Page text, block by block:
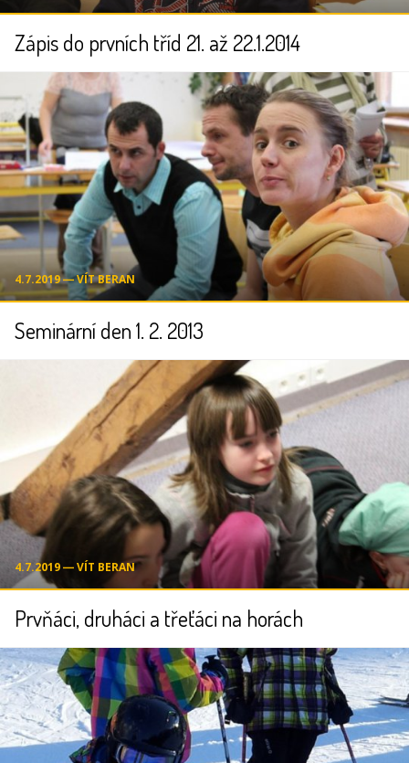
Zápis do prvních tříd 21. až 22.1.2014
4.7.2019 ― VÍT BERAN
Seminární den 1. 2. 2013
4.7.2019 ― VÍT BERAN
Prvňáci, druháci a třeťáci na horách